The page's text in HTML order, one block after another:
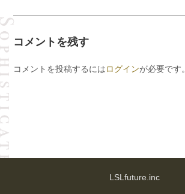
コメントを残す
コメントを投稿するにはログインが必要です。
LSLfuture.inc